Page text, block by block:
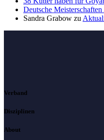
Deutsche
Sandra Grabow zu
Verband
Disziplinen
About